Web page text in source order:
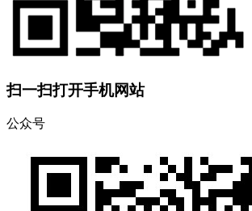
扫一扫打开手机网站
公众号